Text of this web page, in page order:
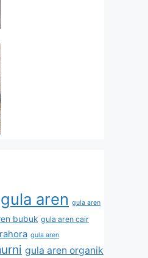
gula aren gula aren
bubuk gula aren cair
gula aren
gula aren organik